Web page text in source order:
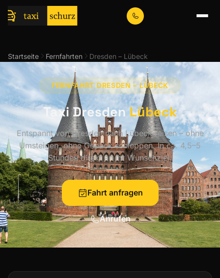
Startseite Fernfahrten Dresden – Lübeck
FERNFAHRT DRESDEN – LÜBECK
Taxi DresdenLübeck
Entspannt von Dresden nach Lübeck reisen – ohne
Umsteigen, ohne Gepäck schleppen. In ca. 4,5–5
Stunden direkt an Ihr Wunschziel.
Fahrt anfragen
Anrufen